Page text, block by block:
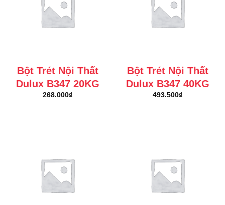
Bột Trét Nội Thất
Dulux B347 20KG
268.000₫
Bột Trét Nội Thất
Dulux B347 40KG
493.500₫